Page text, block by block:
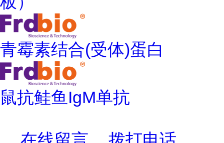
青霉素结合(受体)蛋白
鼠抗鲑鱼IgM单抗